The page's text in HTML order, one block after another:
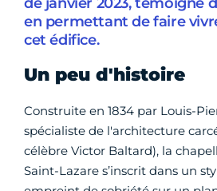
en permettant de faire
cet édifice.
Un peu d'histoire
Construite en 1834 par Louis-
spécialiste de l'architecture
célèbre Victor Baltard), la
Saint-Lazare s’inscrit dans un